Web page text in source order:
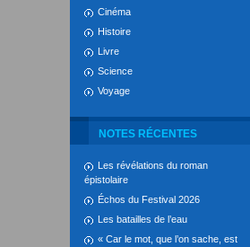
Cinéma
Histoire
Livre
Science
Voyage
NOTES RÉCENTES
Les révélations du roman
épistolaire
Échos du Festival 2026
Les batailles de l’eau
« Car le mot, que l’on sache, est